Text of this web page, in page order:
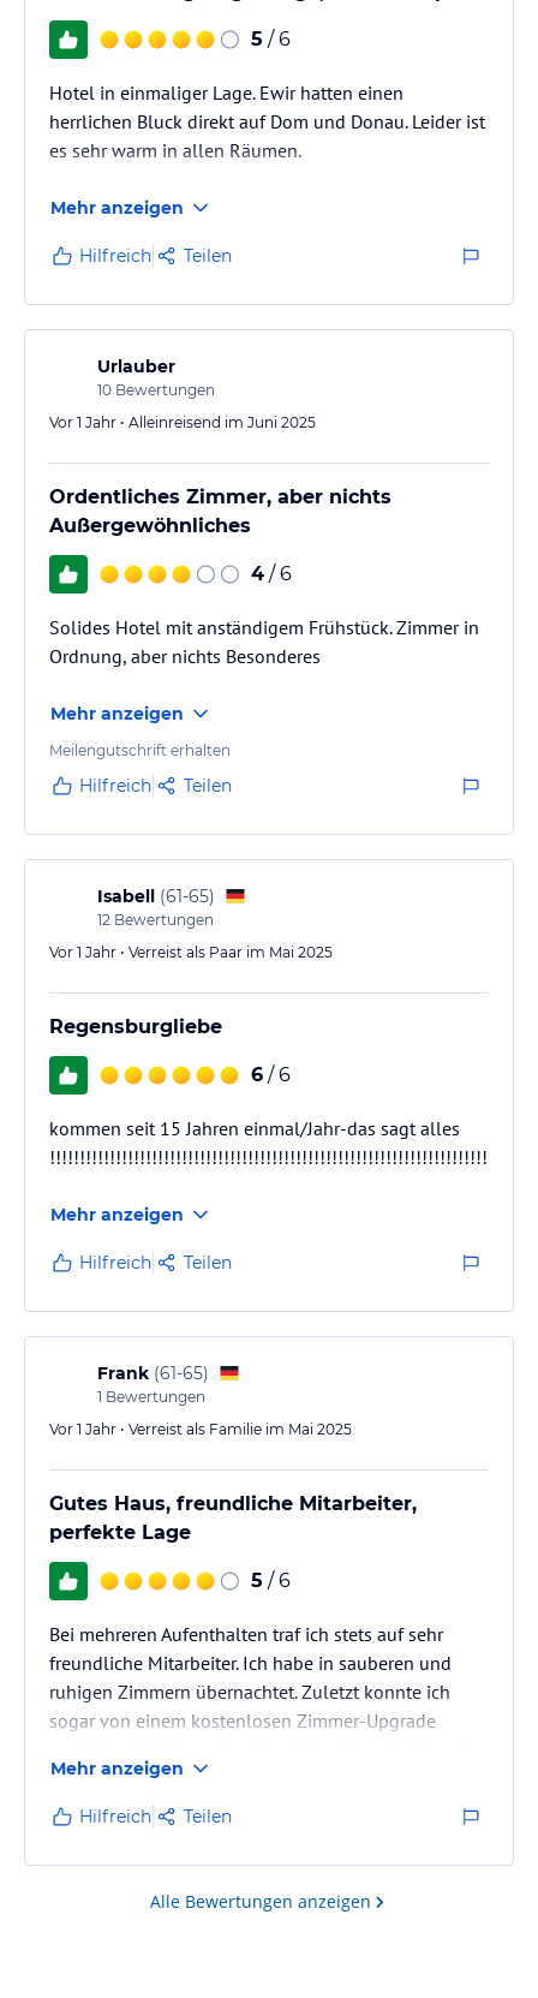
Donauseite mit Postkartenblick auf die Donau
55 qm
Donauseite mit Postkartenblick auf die Donau
80 qm
Die Zimmerreinigung findet nach drei Nächten statt.
Gastronomie im Hotel
Montag Montag
Küchenschluss 21:00 Uhr
Tischreservierung erforderlich
Sport und Unterhaltung
Sauna
Kosmetik auf Anfrage
Sonstige Einrichtungen und Services
Rezeption 24 Stunden geöffnet
Hoteliers-/Veranstalter-/Kataloginformationen. Alle Angaben
lies vor der Buchung die verbindlichen Angebotsdetailsdes
jeweiligen Veranstalters.
5 / 6
Hotel in einmaliger Lage. Ewir hatten einen
herrlichen Bluck direkt auf Dom und Donau. Leider ist
es sehr warm in allen Räumen.
Mehr anzeigen
Hilfreich Teilen
Urlauber
10 Bewertungen
Vor 1 Jahr • Alleinreisend im Juni 2025
Ordentliches Zimmer, aber nichts
Außergewöhnliches
4 / 6
Solides Hotel mit anständigem Frühstück. Zimmer in
Ordnung, aber nichts Besonderes
Mehr anzeigen
Meilengutschrift erhalten
Hilfreich Teilen
Isabell (61-65)
12 Bewertungen
Vor 1 Jahr • Verreist als Paar im Mai 2025
Regensburgliebe
6 / 6
kommen seit 15 Jahren einmal/Jahr-das sagt alles
Mehr anzeigen
Hilfreich Teilen
Frank (61-65)
1 Bewertungen
Vor 1 Jahr • Verreist als Familie im Mai 2025
Gutes Haus, freundliche Mitarbeiter,
perfekte Lage
5 / 6
Bei mehreren Aufenthalten traf ich stets auf sehr
freundliche Mitarbeiter. Ich habe in sauberen und
ruhigen Zimmern übernachtet. Zuletzt konnte ich
sogar von einem kostenlosen Zimmer-Upgrade
ideal. Und es verfügt über einen fähigen und
engagierten Barkeeper.
Mehr anzeigen
Hilfreich Teilen
Alle Bewertungen anzeigen